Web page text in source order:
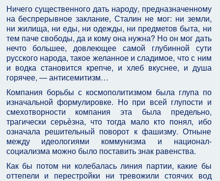
Ничего существенного дать народу, предназначенному
на беспрерывное заклание, Сталин не мог: ни земли,
ни жилища, ни еды, ни одежды, ни предметов быта, ни
тем паче свободы, да и кому она нужна? Но он мог дать
нечто большее, довлеющее самой глубинной сути
русского народа, такое желанное и сладимое, что с ним
и водка становится крепче, и хлеб вкуснее, и душа
горячее, — антисемитизм…
Компания борьбы с космополитизмом была глупа по
изначальной формулировке. Но при всей глупости и
смехотворности компания эта была предельно,
трагически серьѐзна, что тогда мало кто понял, ибо
означала решительный поворот к фашизму. Отныне
между идеологиями коммунизма и национал-
социализма можно было поставить знак равенства.
Как бы потом ни колебалась линия партии, какие бы
оттепели и перестройки ни тревожили стоячих вод